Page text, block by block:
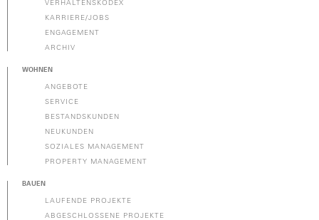
VERHALTENSKODEX
KARRIERE/JOBS
ENGAGEMENT
ARCHIV
WOHNEN
ANGEBOTE
SERVICE
BESTANDSKUNDEN
NEUKUNDEN
SOZIALES MANAGEMENT
PROPERTY MANAGEMENT
BAUEN
LAUFENDE PROJEKTE
ABGESCHLOSSENE PROJEKTE